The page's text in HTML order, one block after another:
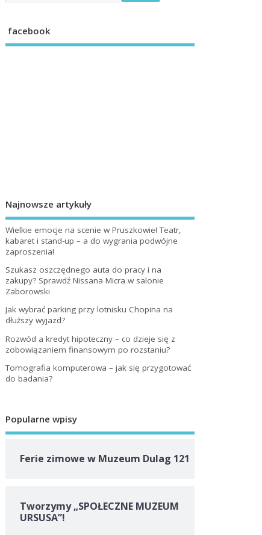
facebook
Najnowsze artykuły
Wielkie emocje na scenie w Pruszkowie! Teatr,
kabaret i stand-up – a do wygrania podwójne
zaproszenia!
Szukasz oszczędnego auta do pracy i na
zakupy? Sprawdź Nissana Micra w salonie
Zaborowski
Jak wybrać parking przy lotnisku Chopina na
dłuższy wyjazd?
Rozwód a kredyt hipoteczny – co dzieje się z
zobowiązaniem finansowym po rozstaniu?
Tomografia komputerowa – jak się przygotować
do badania?
Popularne wpisy
Ferie zimowe w Muzeum Dulag 121
Tworzymy „SPOŁECZNE MUZEUM
URSUSA”!